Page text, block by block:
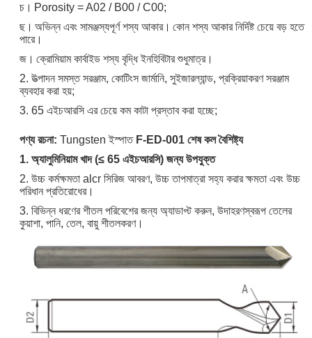
চ। Porosity = A02 / B00 / C00;
ছ। অভিন্ন এবং সামঞ্জস্যপূর্ণ শস্য আকার। কোন শস্য আকার নির্দিষ্ট চেয়ে বড় হতে
পারে।
জ। ক্রোমিয়াম কার্বাইড শস্য বৃদ্ধি ইনহিবিটার শুধুমাত্র।
2. উত্পাদন সমস্ত সরঞ্জাম, কোটিংস জার্মানি, সুইজারল্যান্ড, প্রক্রিয়াকরণ সরঞ্জাম
ব্যবহার করা হয়;
3. 65 এইচআরসি এর চেয়ে কম কাটা প্রস্তাব করা হচ্ছে;
পণ্য রচনা: Tungsten ইস্পাত F-ED-001 শেষ কল বৈশিষ্ট্য
1. অ্যালুমিনিয়াম খাদ (≤ 65 এইচআরসি) জন্য উপযুক্ত
2. উচ্চ কর্মক্ষমতা alcr সিরিজ আবরণ, উচ্চ তাপমাত্রা সহ্য করার ক্ষমতা এবং উচ্চ
পরিধান প্রতিরোধের।
3. বিভিন্ন ধরণের শীতল পরিবেশের জন্য অ্যাডাপ্ট করুন, উদাহরণস্বরূপ তেলের
কুয়াশা, পানি, তেল, বায়ু শীতলকরণ।